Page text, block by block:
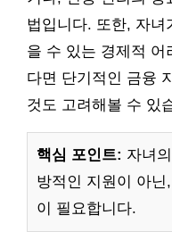
법입니다. 또한, 자녀
을 수 있는 경제적
다면 단기적인 금융
것도 고려해볼 수 있
핵심 포인트: 자녀
방적인 지원이 아
이 필요합니다.